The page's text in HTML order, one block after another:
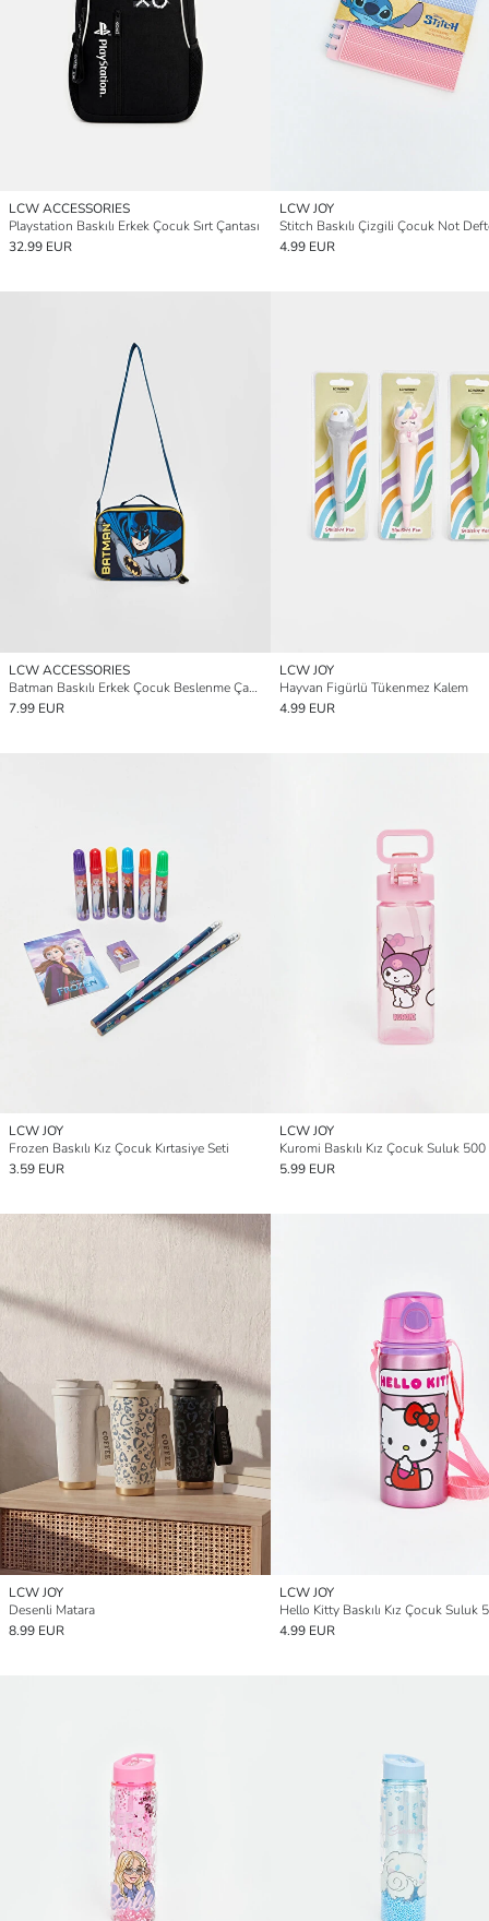
LCW ACCESSORIES
Playstation Baskılı Erkek Çocuk Sırt Çantası
32.99 EUR
LCW JOY
Stitch Baskılı Çizgili Çocuk Not
4.99 EUR
LCW ACCESSORIES
Batman Baskılı Erkek Çocuk Beslenme Çantası
7.99 EUR
LCW JOY
Hayvan Figürlü Tükenmez Kalem
4.99 EUR
LCW JOY
Frozen Baskılı Kız Çocuk Kırtasiye Seti
3.59 EUR
LCW JOY
Kuromi Baskılı Kız Çocuk Suluk
5.99 EUR
LCW JOY
Desenli Matara
8.99 EUR
LCW JOY
Hello Kitty Baskılı Kız Çocuk Suluk
4.99 EUR